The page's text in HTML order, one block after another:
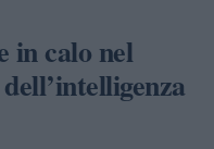
in calo nel